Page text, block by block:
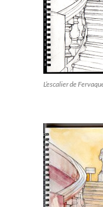
L’escalier de